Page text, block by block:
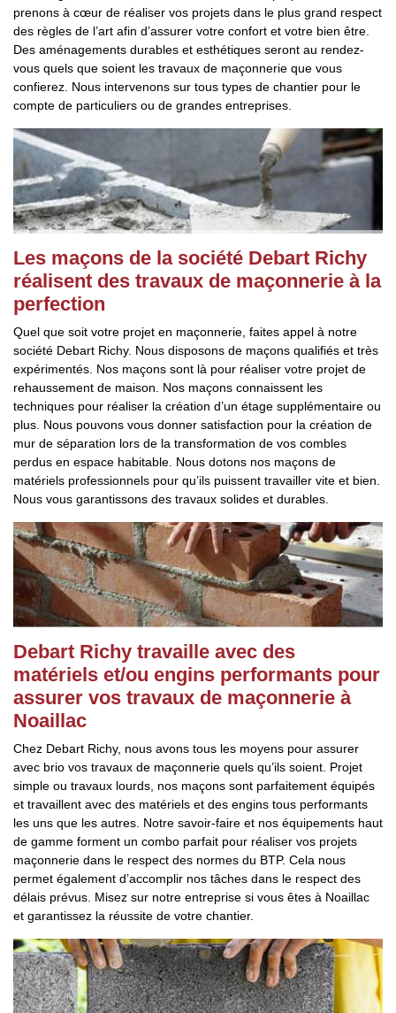
prenons à cœur de réaliser vos projets dans le plus grand respect
des règles de l’art afin d’assurer votre confort et votre bien être.
Des aménagements durables et esthétiques seront au rendez-
vous quels que soient les travaux de maçonnerie que vous
confierez. Nous intervenons sur tous types de chantier pour le
compte de particuliers ou de grandes entreprises.
Les maçons de la société Debart Richy
réalisent des travaux de maçonnerie à la
perfection
Quel que soit votre projet en maçonnerie, faites appel à notre
société Debart Richy. Nous disposons de maçons qualifiés et très
expérimentés. Nos maçons sont là pour réaliser votre projet de
rehaussement de maison. Nos maçons connaissent les
techniques pour réaliser la création d’un étage supplémentaire ou
plus. Nous pouvons vous donner satisfaction pour la création de
mur de séparation lors de la transformation de vos combles
perdus en espace habitable. Nous dotons nos maçons de
matériels professionnels pour qu’ils puissent travailler vite et bien.
Nous vous garantissons des travaux solides et durables.
Debart Richy travaille avec des
matériels et/ou engins performants pour
assurer vos travaux de maçonnerie à
Noaillac
Chez Debart Richy, nous avons tous les moyens pour assurer
avec brio vos travaux de maçonnerie quels qu’ils soient. Projet
simple ou travaux lourds, nos maçons sont parfaitement équipés
et travaillent avec des matériels et des engins tous performants
les uns que les autres. Notre savoir-faire et nos équipements haut
de gamme forment un combo parfait pour réaliser vos projets
maçonnerie dans le respect des normes du BTP. Cela nous
permet également d’accomplir nos tâches dans le respect des
délais prévus. Misez sur notre entreprise si vous êtes à Noaillac
et garantissez la réussite de votre chantier.